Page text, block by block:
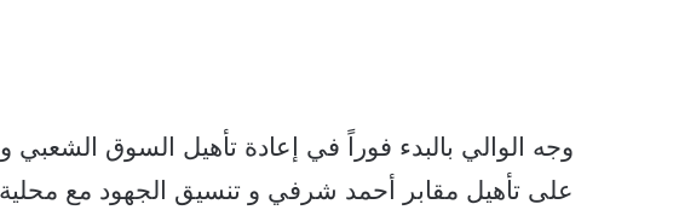
وجه الوالي بالبدء فوراً في إعادة تأهيل السوق
على تأهيل مقابر أحمد شرفي و تنسيق الجهود مع